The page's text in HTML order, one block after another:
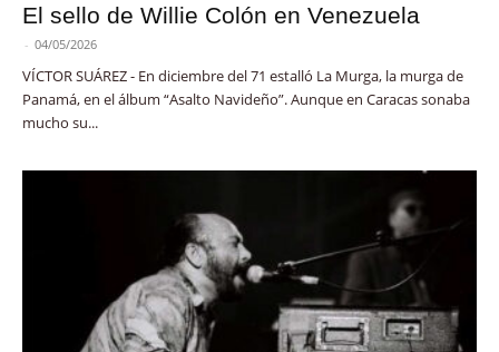
El sello de Willie Colón en Venezuela
- 04/05/2026
VÍCTOR SUÁREZ - En diciembre del 71 estalló La Murga, la murga de
Panamá, en el álbum “Asalto Navideño”. Aunque en Caracas sonaba
mucho su...